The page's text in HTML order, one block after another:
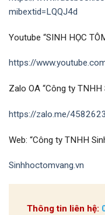
mibextid=LQQJ4d
Youtube “SINH HỌC
https://
Zalo OA “Công ty TNHH
https://zalo.me/
Web: “Công ty TNHH
Sinhhoctomvang.vn
Thông tin liên hệ: